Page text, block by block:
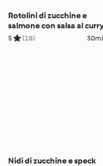
Rotolini di zucchine e
salmone con salsa al
5 (18)
Nidi di zucchine e speck